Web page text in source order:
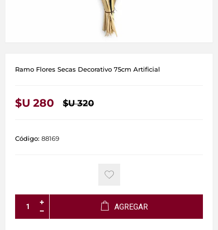
Ramo Flores Secas Decorativo 75cm Artificial
$U 280 $U 320
Código: 88169
AGREGAR